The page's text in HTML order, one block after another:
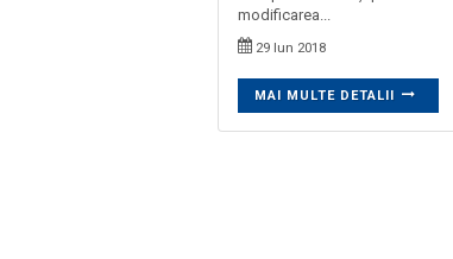
modificarea...
29 Iun 2018
MAI MULTE DETALII